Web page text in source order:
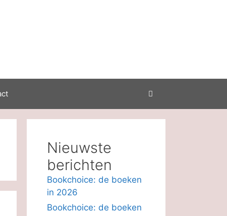
Nieuwste
berichten
Bookchoice: de boeken
in 2026
Bookchoice: de boeken